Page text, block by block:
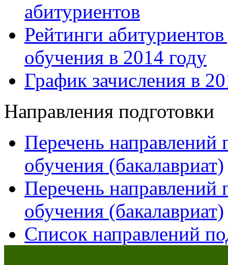
абитуриентов
Рейтинги
обучения в 2014 году
График зачисления в
Направления подготовки
Перечень
обучения (бакалавриат)
Перечень
обучения (бакалавриат)
Список направлений